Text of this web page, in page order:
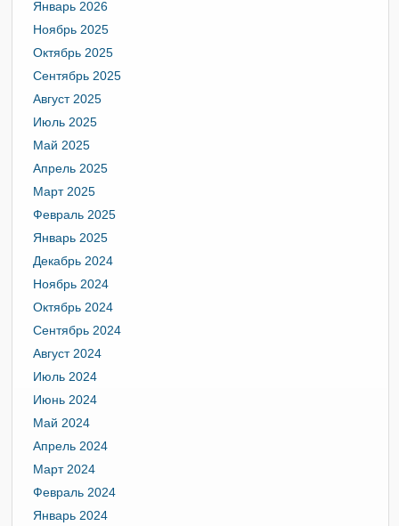
Январь 2026
Ноябрь 2025
Октябрь 2025
Сентябрь 2025
Август 2025
Июль 2025
Май 2025
Апрель 2025
Март 2025
Февраль 2025
Январь 2025
Декабрь 2024
Ноябрь 2024
Октябрь 2024
Сентябрь 2024
Август 2024
Июль 2024
Июнь 2024
Май 2024
Апрель 2024
Март 2024
Февраль 2024
Январь 2024